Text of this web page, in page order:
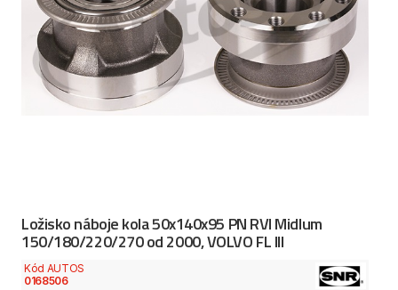
Ložisko náboje kola 50x140x95 PN RVI Midlum
150/180/220/270 od 2000, VOLVO FL III
Kód AUTOS
0168506